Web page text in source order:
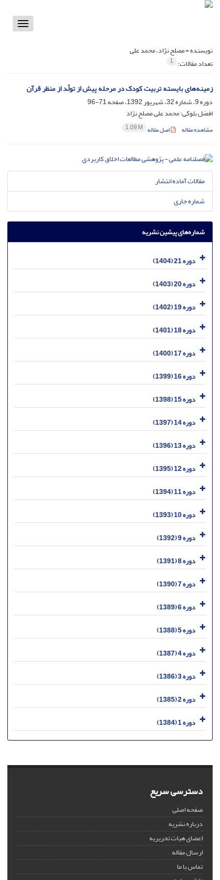
Toggle
نویسنده =مصلح نژاد، محمد علی
تعداد مقالات: 1
زمینه‌های بایسته تربیت کودک در مرحله پیش از تولّد از منظر قرآن
دوره 9، شماره 32، شهریور 1392، صفحه
71-96
افضل بلوکی؛ محمد علی مصلح نژاد
مشاهده مقاله اصل مقاله 1.09 M
مقالات آماده انتشار
شماره جاری
شماره‌های پیشین نشریه
دوره 21 (1404)
دوره 20 (1403)
دوره 19 (1402)
دوره 18 (1401)
دوره 17 (1400)
دوره 16 (1399)
دوره 15 (1398)
دوره 14 (1397)
دوره 13 (1396)
دوره 12 (1395)
دوره 11 (1394)
دوره 10 (1393)
دوره 9 (1392)
دوره 8 (1391)
دوره 7 (1390)
دوره 6 (1389)
دوره 5 (1388)
دوره 4 (1387)
دوره 3 (1386)
دوره 2 (1385)
دوره 1 (1384)
دسترسی سریع
صفحه اصلی
درباره نشریه
اعضای هیات تحریریه
ارسال مقاله
تماس با ما